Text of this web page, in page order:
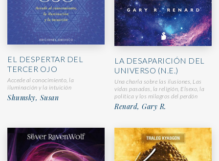
EL DESPERTAR DEL
TERCER OJO
Accede al conocimiento, la
iluminación y la intuición
Shumsky, Susan
LA DESAPARICIÓN DEL
UNIVERSO (N.E.)
Una charla sobre las ilusiones, Las
vidas pasadas, la religión, Elsexo, la
política y los milagros del perdón
Renard, Gary R.